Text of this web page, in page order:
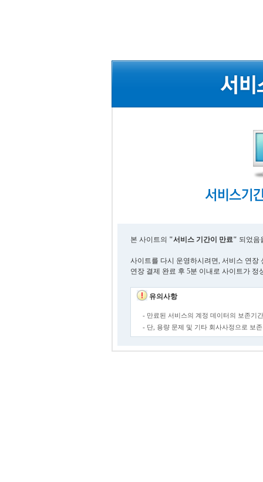
본 사이트의 "서비스 기간이 만료" 되었음
사이트를 다시 운영하시려면, 서비스 연장
연장 결제 완료 후 5분 이내로 사이트가 정
유의사항
- 만료된 서비스의 계정 데이터의 보존기
- 단, 용량 문제 및 기타 회사사정으로 보